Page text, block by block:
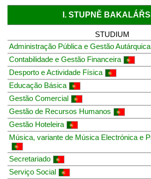
I. STUPNĚ
STUDIUM
Administração Pública e Gestão Autárquica
Contabilidade e Gestão Financeira
Desporto e Actividade Física
Educação Básica
Gestão Comercial
Gestão de Recursos Humanos
Gestão Hoteleira
Música, variante de Música Electrónica e
Secretariado
Serviço Social